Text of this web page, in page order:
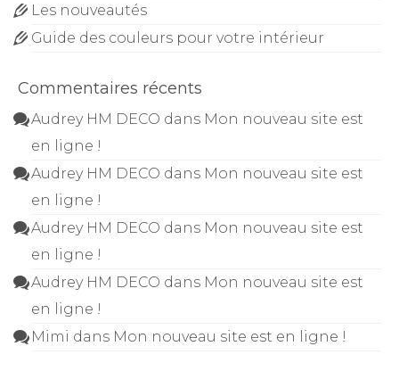
Les nouveautés
Guide des couleurs pour votre intérieur
Commentaires récents
Audrey HM DECO dans Mon nouveau site est
en ligne !
Audrey HM DECO dans Mon nouveau site est
en ligne !
Audrey HM DECO dans Mon nouveau site est
en ligne !
Audrey HM DECO dans Mon nouveau site est
en ligne !
Mimi dans Mon nouveau site est en ligne !